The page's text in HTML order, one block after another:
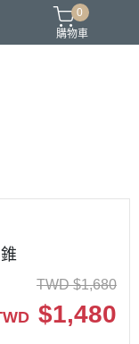
0
購物車
TWD $1,680
$1,480